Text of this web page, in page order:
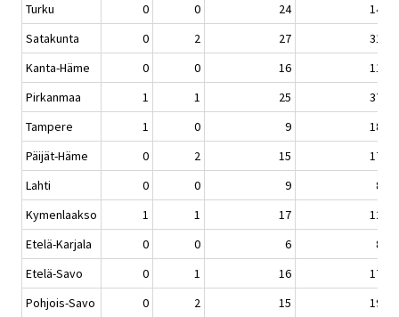
Turku
0 0 24
14
Satakunta
0 2 27
31
Kanta-Häme
0 0 16
11
Pirkanmaa
1 1 25
37
Tampere
1 0 9
18
Päijät-Häme
0 2 15
17
Lahti
0 0 9
8
Kymenlaakso
1 1 17
12
Etelä-Karjala
0 0 6
8
Etelä-Savo
0 1 16
17
Pohjois-Savo
0 2 15
19